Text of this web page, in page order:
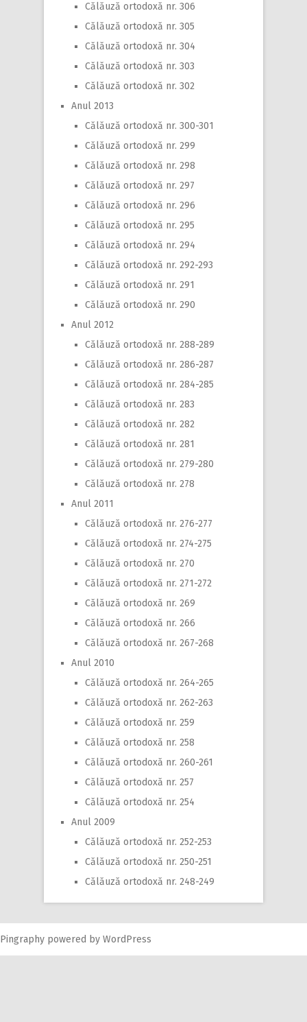
Călăuză ortodoxă nr. 306
Călăuză ortodoxă nr. 305
Călăuză ortodoxă nr. 304
Călăuză ortodoxă nr. 303
Călăuză ortodoxă nr. 302
Anul 2013
Călăuză ortodoxă nr. 300-301
Călăuză ortodoxă nr. 299
Călăuză ortodoxă nr. 298
Călăuză ortodoxă nr. 297
Călăuză ortodoxă nr. 296
Călăuză ortodoxă nr. 295
Călăuză ortodoxă nr. 294
Călăuză ortodoxă nr. 292-293
Călăuză ortodoxă nr. 291
Călăuză ortodoxă nr. 290
Anul 2012
Călăuză ortodoxă nr. 288-289
Călăuză ortodoxă nr. 286-287
Călăuză ortodoxă nr. 284-285
Călăuză ortodoxă nr. 283
Călăuză ortodoxă nr. 282
Călăuză ortodoxă nr. 281
Călăuză ortodoxă nr. 279-280
Călăuză ortodoxă nr. 278
Anul 2011
Călăuză ortodoxă nr. 276-277
Călăuză ortodoxă nr. 274-275
Călăuză ortodoxă nr. 270
Călăuză ortodoxă nr. 271-272
Călăuză ortodoxă nr. 269
Călăuză ortodoxă nr. 266
Călăuză ortodoxă nr. 267-268
Anul 2010
Călăuză ortodoxă nr. 264-265
Călăuză ortodoxă nr. 262-263
Călăuză ortodoxă nr. 259
Călăuză ortodoxă nr. 258
Călăuză ortodoxă nr. 260-261
Călăuză ortodoxă nr. 257
Călăuză ortodoxă nr. 254
Anul 2009
Călăuză ortodoxă nr. 252-253
Călăuză ortodoxă nr. 250-251
Călăuză ortodoxă nr. 248-249
Pingraphy powered by WordPress